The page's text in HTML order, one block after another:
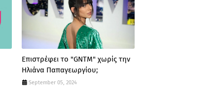
Επιστρέφει το "GNTM" χωρίς την
Ηλιάνα Παπαγεωργίου;
September 05, 2024